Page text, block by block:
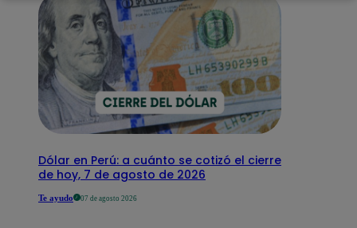
Dólar en Perú: a cuánto se cotizó el cierre
de hoy, 7 de agosto de 2026
Te ayudo 07 de agosto 2026